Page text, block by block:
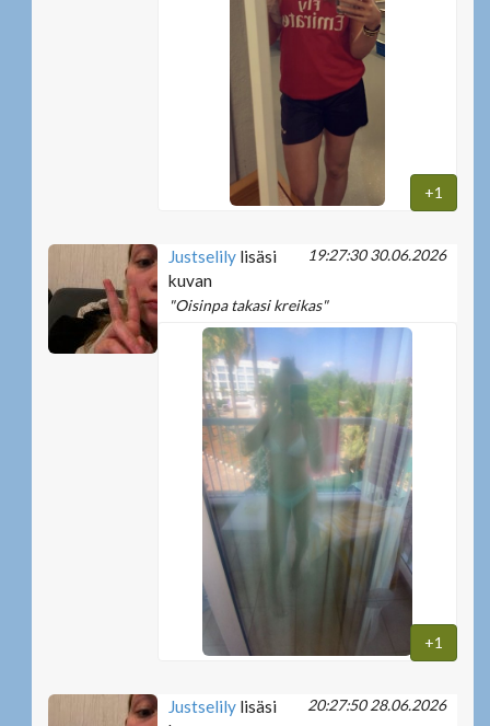
+1
19:27:30 30.06.2026
Justselily lisäsi
kuvan
"Oisinpa takasi kreikas"
+1
20:27:50 28.06.2026
Justselily lisäsi